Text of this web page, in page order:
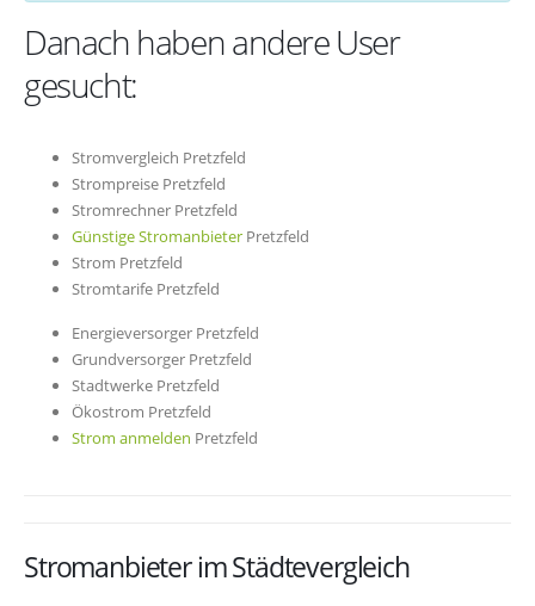
Danach haben andere User
gesucht:
Stromvergleich Pretzfeld
Strompreise Pretzfeld
Stromrechner Pretzfeld
Günstige Stromanbieter Pretzfeld
Strom Pretzfeld
Stromtarife Pretzfeld
Energieversorger Pretzfeld
Grundversorger Pretzfeld
Stadtwerke Pretzfeld
Ökostrom Pretzfeld
Strom anmelden Pretzfeld
Stromanbieter im Städtevergleich